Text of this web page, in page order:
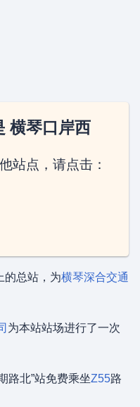
横琴口岸西
站点，请点击：
的总站，为横琴深合交通
为本站站场进行了一次
路北”站免费乘坐Z55路